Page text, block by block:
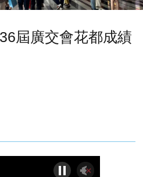
屆廣交會花都成績